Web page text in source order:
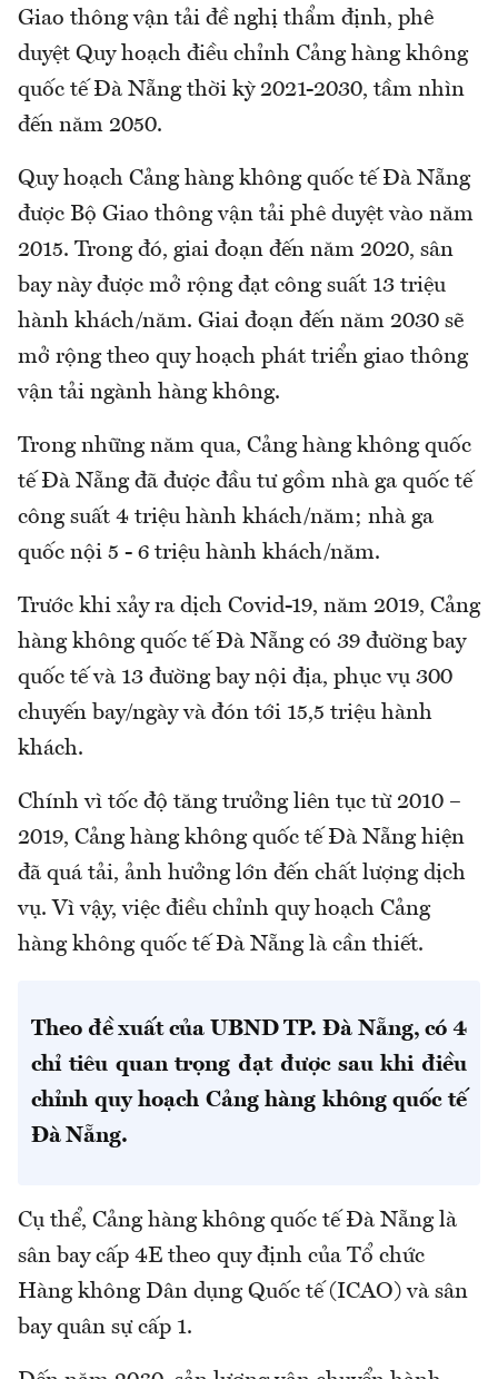
Giao thông vận tải đề nghị thẩm định, phê
duyệt Quy hoạch điều chỉnh Cảng hàng không
quốc tế Đà Nẵng thời kỳ 2021-2030, tầm nhìn
đến năm 2050.
Quy hoạch Cảng hàng không quốc tế Đà Nẵng
được Bộ Giao thông vận tải phê duyệt vào năm
2015. Trong đó, giai đoạn đến năm 2020, sân
bay này được mở rộng đạt công suất 13 triệu
hành khách/năm. Giai đoạn đến năm 2030 sẽ
mở rộng theo quy hoạch phát triển giao thông
vận tải ngành hàng không.
Trong những năm qua, Cảng hàng không quốc
tế Đà Nẵng đã được đầu tư gồm nhà ga quốc tế
công suất 4 triệu hành khách/năm; nhà ga
quốc nội 5 - 6 triệu hành khách/năm.
Trước khi xảy ra dịch Covid-19, năm 2019, Cảng
hàng không quốc tế Đà Nẵng có 39 đường bay
quốc tế và 13 đường bay nội địa, phục vụ 300
chuyến bay/ngày và đón tới 15,5 triệu hành
khách.
Chính vì tốc độ tăng trưởng liên tục từ 2010 –
2019, Cảng hàng không quốc tế Đà Nẵng hiện
đã quá tải, ảnh hưởng lớn đến chất lượng dịch
vụ. Vì vậy, việc điều chỉnh quy hoạch Cảng
hàng không quốc tế Đà Nẵng là cần thiết.
Theo đề xuất của UBND TP. Đà Nẵng, có 4
chỉ tiêu quan trọng đạt được sau khi điều
chỉnh quy hoạch Cảng hàng không quốc tế
Đà Nẵng.
Cụ thể, Cảng hàng không quốc tế Đà Nẵng là
sân bay cấp 4E theo quy định của Tổ chức
Hàng không Dân dụng Quốc tế (ICAO) và sân
bay quân sự cấp 1.